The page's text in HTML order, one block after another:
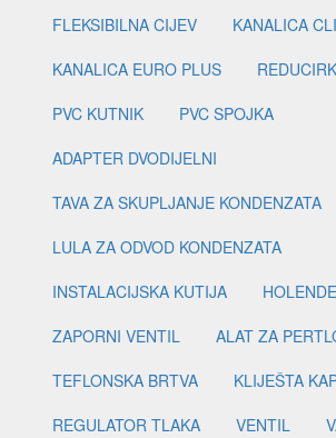
FLEKSIBILNA CIJEV
KANALICA
KANALICA EURO PLUS
PVC KUTNIK
PVC SPOJKA
ADAPTER DVODIJELNI
TAVA ZA SKUPLJANJE KONDENZATA
LULA ZA ODVOD KONDENZATA
INSTALACIJSKA KUTIJA
ZAPORNI VENTIL
ALAT ZA
TEFLONSKA BRTVA
KLIJEŠTA
REGULATOR TLAKA
VENTIL